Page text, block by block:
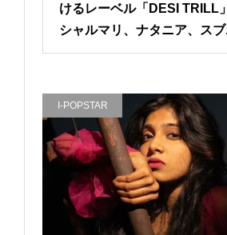
けるレーベル「DESI TRILL
シャルマリ、ナタニア、スブ
I-POPSTAR